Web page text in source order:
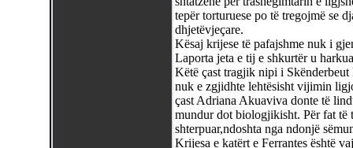
tepër torturuese po të tregojmë se
dhjetëvjeçare.
Kësaj krijese të pafajshme nuk i
Laporta jeta e tij e shkurtër u
Këtë çast tragjik nipi i
nuk e zgjidhte lehtësisht vijimin
çast Adriana Akuaviva donte të
mundur dot biologjikisht. Për fat të
shterpuar,ndoshta nga ndonjë
Krijesa e katërt e Ferrantes është